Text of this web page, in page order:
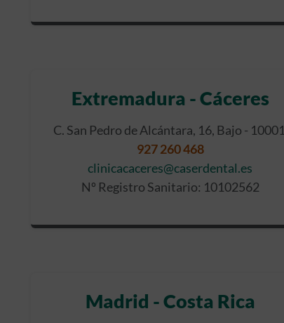
Extremadura - Cáceres
C. San Pedro de Alcántara, 16, Bajo - 10001
927 260 468
clinicacaceres@caserdental.es
Nº Registro Sanitario: 10102562
Madrid - Costa Rica